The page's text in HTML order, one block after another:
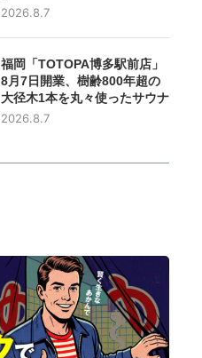
2026.8.7
福岡「TOTOPA博多駅前店」
8月7日開業、樹齢800年超の
大径木1本を丸々使ったサウナ
2026.8.7